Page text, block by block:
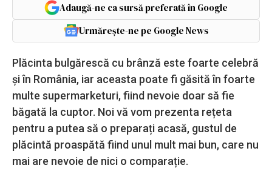
Adaugă-ne ca sursă preferată în Google
Urmărește-ne pe Google News
Plăcinta bulgărescă cu brânză este foarte celebră
și în România, iar aceasta poate fi găsită în foarte
multe supermarketuri, fiind nevoie doar să fie
băgată la cuptor. Noi vă vom prezenta rețeta
pentru a putea să o preparați acasă, gustul de
plăcintă proaspătă fiind unul mult mai bun, care nu
mai are nevoie de nici o comparație.